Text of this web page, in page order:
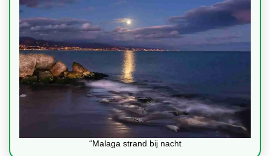
“Malaga strand bij nacht